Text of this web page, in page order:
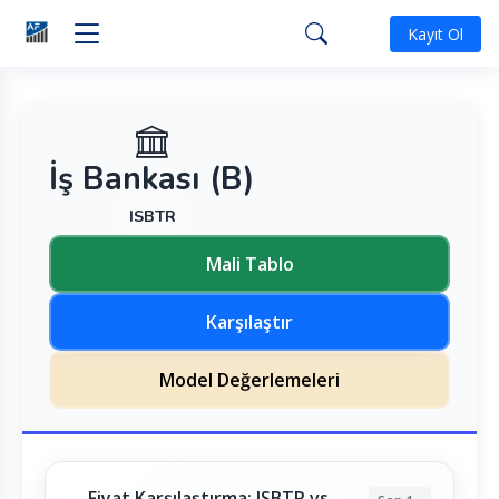
Kayıt Ol
İş Bankası (B)
ISBTR
Mali Tablo
Karşılaştır
Model Değerlemeleri